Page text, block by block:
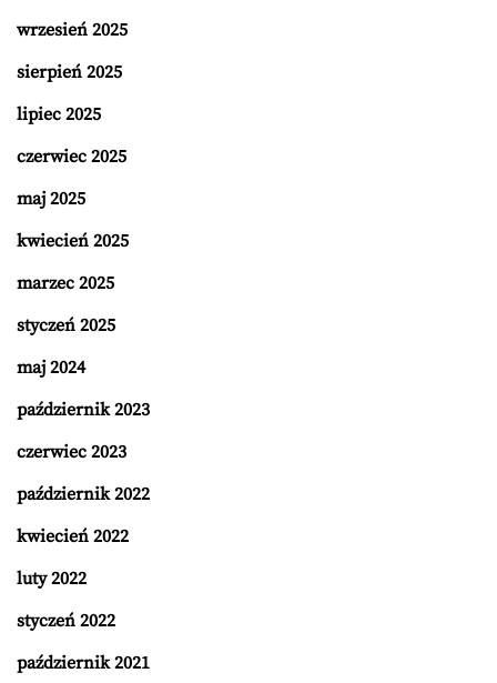
wrzesień 2025
sierpień 2025
lipiec 2025
czerwiec 2025
maj 2025
kwiecień 2025
marzec 2025
styczeń 2025
maj 2024
październik 2023
czerwiec 2023
październik 2022
kwiecień 2022
luty 2022
styczeń 2022
październik 2021